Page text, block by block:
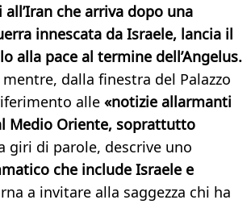
che arriva dopo una
innescata da Israele, lancia il
alla pace al termine dell’Angelus.
dalla finestra del Palazzo
alle «notizie allarmanti
Medio Oriente, soprattutto
giri di parole, descrive uno
che include Israele e
a invitare alla saggezza chi ha